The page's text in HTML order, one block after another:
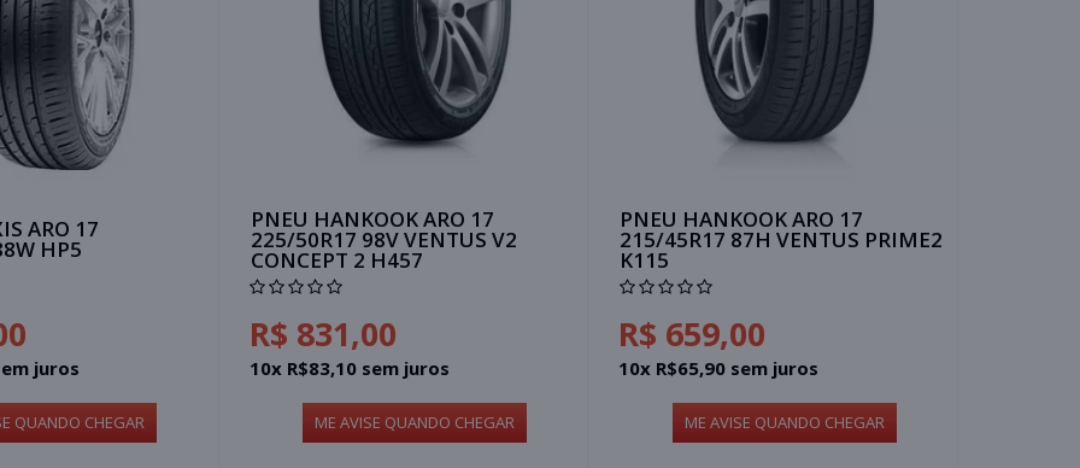
ARO 17
HP5
juros
QUANDO CHEGAR
PNEU HANKOOK ARO 17
225/50R17 98V VENTUS V2
CONCEPT 2 H457
R$ 831,00
10x R$83,10 sem juros
ME AVISE QUANDO CHEGAR
PNEU HANKOOK ARO 17
215/45R17 87H VENTUS PRIME2
K115
R$ 659,00
10x R$65,90 sem juros
ME AVISE QUANDO CHEGAR